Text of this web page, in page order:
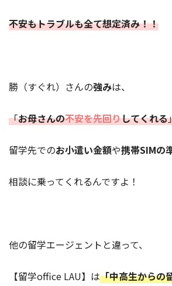
不安もトラブルも全て想定済み！！
勝（すぐれ）さんの強みは、
「お母さんの不安を先回りしてくれる
留学先でのお小遣い金額や携帯SIMの
相談に乗ってくれるんですよ！
他の留学エージェントと違って、
【留学office LAU】は「中高生からの